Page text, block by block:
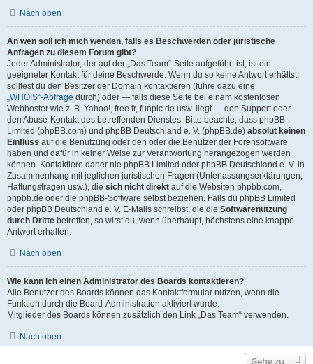
Nach oben
An wen soll ich mich wenden, falls es Beschwerden oder juristische
Anfragen zu diesem Forum gibt?
Jeder Administrator, der auf der „Das Team“-Seite aufgeführt ist, ist ein
geeigneter Kontakt für deine Beschwerde. Wenn du so keine Antwort erhältst,
solltest du den Besitzer der Domain kontaktieren (führe dazu eine
„WHOIS“-Abfrage durch) oder — falls diese Seite bei einem kostenlosen
Webhoster wie z. B. Yahoo!, free.fr, funpic.de usw. liegt — den Support oder
den Abuse-Kontakt des betreffenden Dienstes. Bitte beachte, dass phpBB
Limited (phpBB.com) und phpBB Deutschland e. V. (phpBB.de) absolut keinen
Einfluss auf die Benutzung oder den oder die Benutzer der Forensoftware
haben und dafür in keiner Weise zur Verantwortung herangezogen werden
können. Kontaktiere daher nie phpBB Limited oder phpBB Deutschland e. V. in
Zusammenhang mit jeglichen juristischen Fragen (Unterlassungserklärungen,
Haftungsfragen usw.), die sich nicht direkt auf die Websiten phpbb.com,
phpbb.de oder die phpBB-Software selbst beziehen. Falls du phpBB Limited
oder phpBB Deutschland e. V. E-Mails schreibst, die die Softwarenutzung
durch Dritte betreffen, so wirst du, wenn überhaupt, höchstens eine knappe
Antwort erhalten.
Nach oben
Wie kann ich einen Administrator des Boards kontaktieren?
Alle Benutzer des Boards können das Kontaktformular nutzen, wenn die
Funktion durch die Board-Administration aktiviert wurde.
Mitglieder des Boards können zusätzlich den Link „Das Team“ verwenden.
Nach oben
Gehe zu